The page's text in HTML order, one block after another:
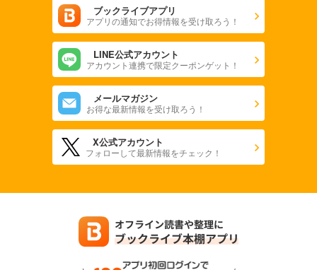
ブックライブアプリ
アプリの通知でお得情報を受け取ろう！
LINE公式アカウント
アカウント連携で限定クーポンゲット！
メールマガジン
お得な最新情報を受け取ろう！
X公式アカウント
フォローして最新情報をチェック！